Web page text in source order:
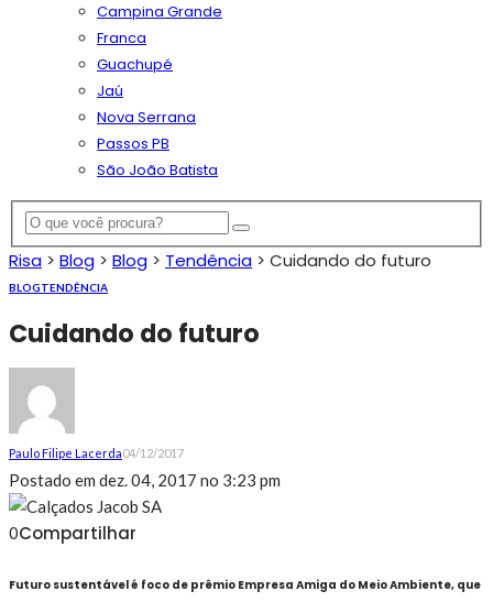
Campina Grande
Franca
Guachupé
Jaú
Nova Serrana
Passos PB
São João Batista
Risa > Blog > Blog > Tendência > Cuidando do futuro
BLOGTENDÊNCIA
Cuidando do futuro
Paulo Filipe Lacerda04/12/2017
Postado em dez. 04, 2017 no 3:23 pm
0Compartilhar
Futuro sustentável é foco de prêmio Empresa Amiga do Meio Ambiente, que